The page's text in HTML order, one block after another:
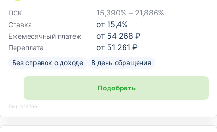
ПСК
15,390% – 21,886%
Ставка от 15,4%
Ежемесячный платеж от 54 268 ₽
Переплата от 51 261 ₽
Без справок о доходе В день обращения
Подобрать
Лиц. №2766